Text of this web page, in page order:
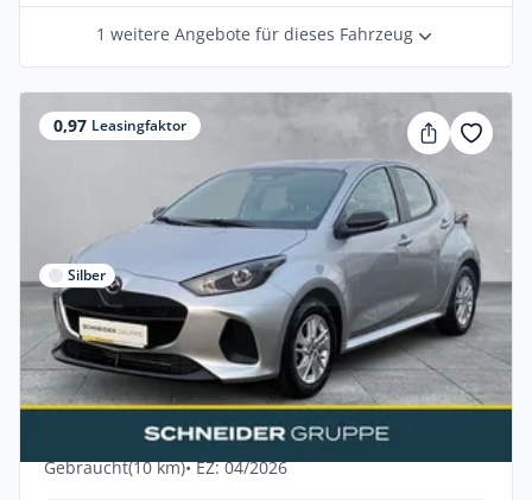
1 weitere Angebote für dieses Fahrzeug
0,97 Leasingfaktor
Silber
Privat
Mazda 2 Hybrid Centre-Line 1.5L VVT-i
116 CVT +KAMERA+
Automatik •116 PS (85 kW)
Gebraucht(10 km)• EZ: 04/2026